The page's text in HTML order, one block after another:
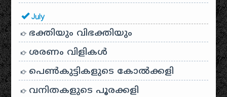
July
ഭക്തിയും വിഭക്തിയും
ശരണം വിളികൾ
പെൺകുട്ടികളുടെ കോൽക്കളി
വനിതകളുടെ പൂരക്കളി